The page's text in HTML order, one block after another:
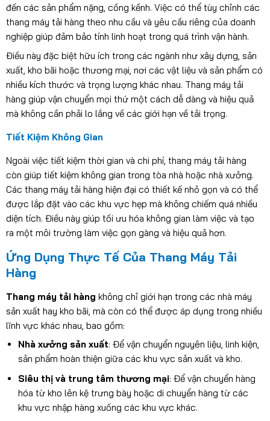
đến các sản phẩm nặng, cồng kềnh. Việc có thể tùy chỉnh các
thang máy tải hàng theo nhu cầu và yêu cầu riêng của doanh
nghiệp giúp đảm bảo tính linh hoạt trong quá trình vận hành.
Điều này đặc biệt hữu ích trong các ngành như xây dựng, sản
xuất, kho bãi hoặc thương mại, nơi các vật liệu và sản phẩm có
nhiều kích thước và trọng lượng khác nhau. Thang máy tải
hàng giúp vận chuyển mọi thứ một cách dễ dàng và hiệu quả
mà không cần phải lo lắng về các giới hạn về tải trọng.
Tiết Kiệm Không Gian
Ngoài việc tiết kiệm thời gian và chi phí, thang máy tải hàng
còn giúp tiết kiệm không gian trong tòa nhà hoặc nhà xưởng.
Các thang máy tải hàng hiện đại có thiết kế nhỏ gọn và có thể
được lắp đặt vào các khu vực hẹp mà không chiếm quá nhiều
diện tích. Điều này giúp tối ưu hóa không gian làm việc và tạo
ra một môi trường làm việc gọn gàng và hiệu quả hơn.
Ứng Dụng Thực Tế Của Thang Máy Tải
Hàng
Thang máy tải hàng không chỉ giới hạn trong các nhà máy
sản xuất hay kho bãi, mà còn có thể được áp dụng trong nhiều
lĩnh vực khác nhau, bao gồm:
Nhà xưởng sản xuất: Để vận chuyển nguyên liệu, linh kiện,
sản phẩm hoàn thiện giữa các khu vực sản xuất và kho.
Siêu thị và trung tâm thương mại: Để vận chuyển hàng
hóa từ kho lên kệ trưng bày hoặc di chuyển hàng từ các
khu vực nhập hàng xuống các khu vực khác.